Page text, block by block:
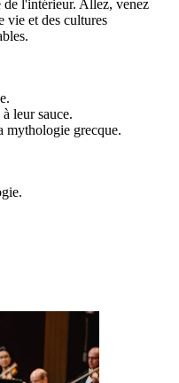
l'intérieur. Allez, venez
vie et des cultures
leur sauce.
mythologie grecque.